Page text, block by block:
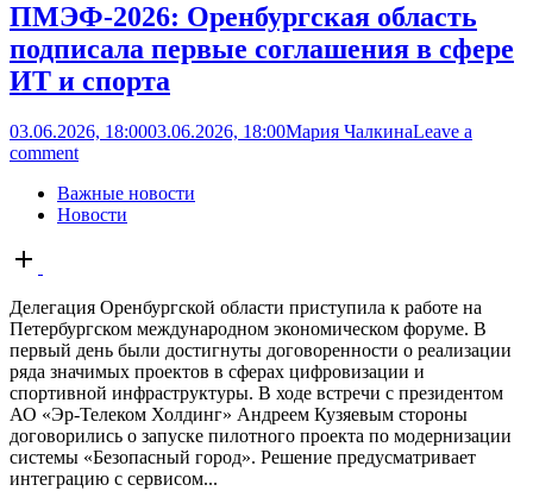
ПМЭФ-2026: Оренбургская область
подписала первые соглашения в сфере
ИТ и спорта
03.06.2026, 18:0003.06.2026, 18:00Мария ЧалкинаLeave a
comment
Важные новости
Новости
Open
post
Делегация Оренбургской области приступила к работе на
Петербургском международном экономическом форуме. В
первый день были достигнуты договоренности о реализации
ряда значимых проектов в сферах цифровизации и
спортивной инфраструктуры. В ходе встречи с президентом
АО «Эр-Телеком Холдинг» Андреем Кузяевым стороны
договорились о запуске пилотного проекта по модернизации
системы «Безопасный город». Решение предусматривает
интеграцию с сервисом...